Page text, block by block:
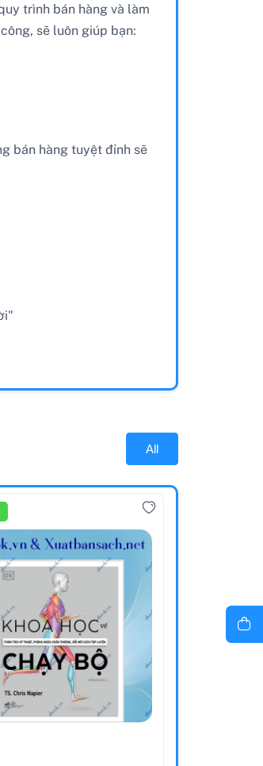
trình bán hàng và làm
sẽ luôn giúp bạn:
bán hàng tuyệt đỉnh sẽ
All